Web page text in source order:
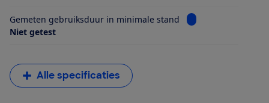
Gemeten gebruiksduur in minimale stand
Bekijk informatie
Niet getest
Alle specificaties